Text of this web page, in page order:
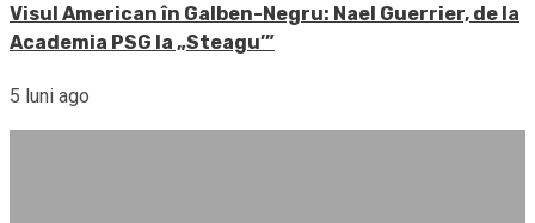
Visul American în Galben-Negru: Nael Guerrier, de la
Academia PSG la „Steagu’”
5 luni ago